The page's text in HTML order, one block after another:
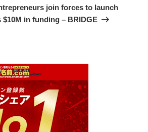
join forces to launch
$10M in funding – BRIDGE